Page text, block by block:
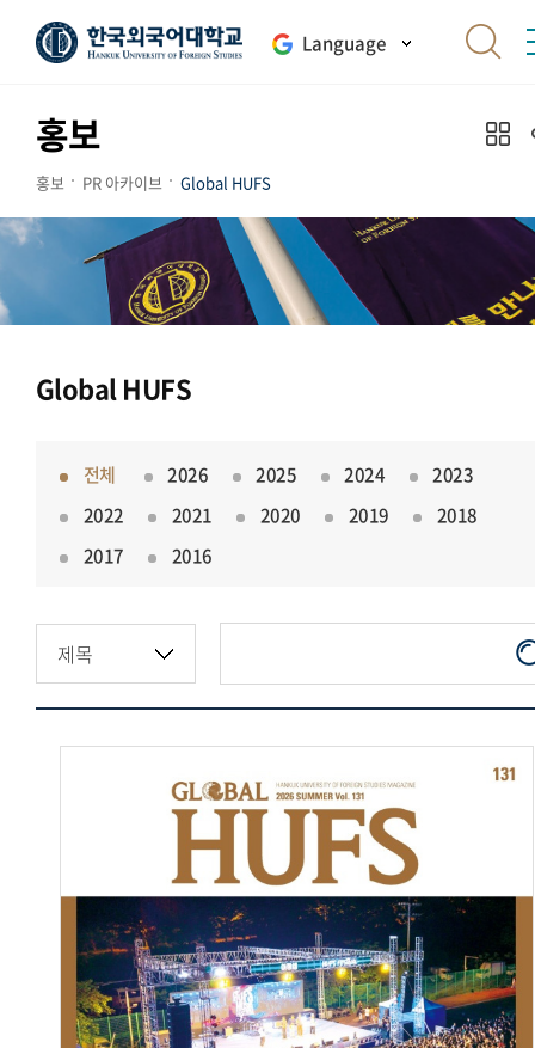
Language
홍보
홍보 PR 아카이브 Global HUFS
Global HUFS
전체 2026 2025 2024
2023
2022
2021 2020 2019
2018
2017
2016